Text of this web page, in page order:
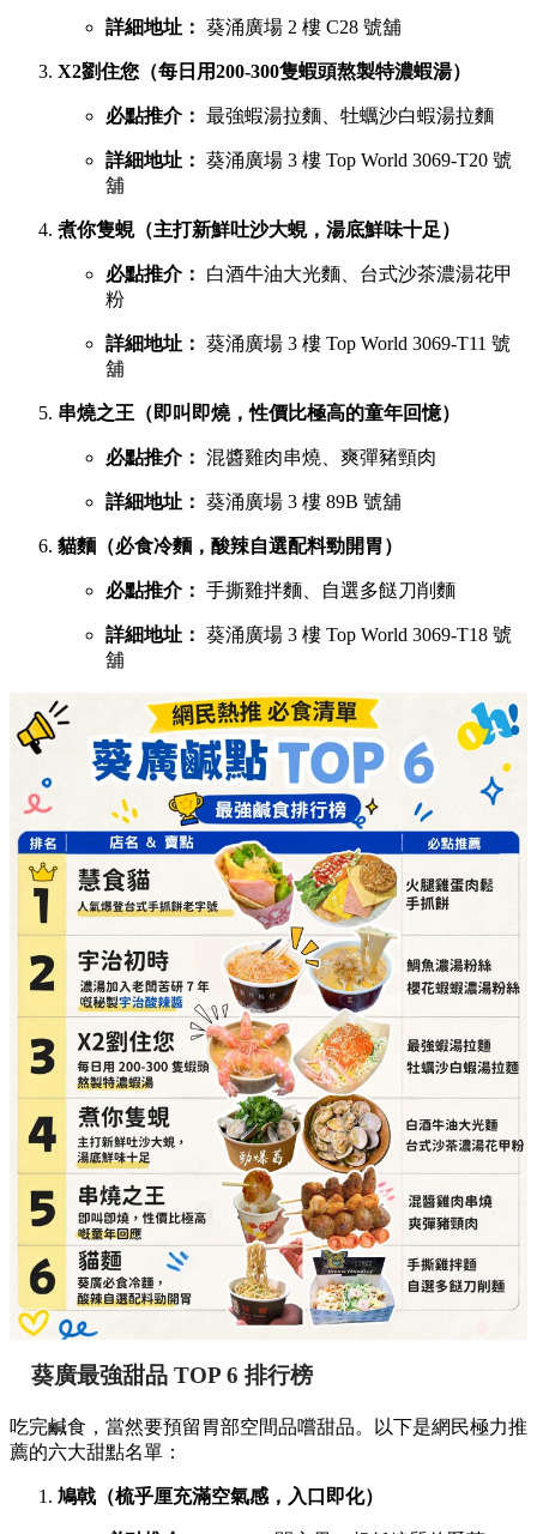
葵廣最強鹹點 TOP 6 排行榜
若你想品嚐濃郁惹味或飽肚的主食，以下六間鹹食店絕對不能
必點推介：
詳細地址：葵涌廣場 1 樓 B01C 號舖
宇治初時（老闆苦研7年秘製宇治酸辣醬）
必點推介： 鯛魚濃湯粉絲、櫻花蝦蝦濃湯粉絲
詳細地址：葵涌廣場 2 樓 C28 號舖
X2劉住您（每日用200-300隻蝦頭熬製特濃蝦湯）
必點推介： 最強蝦湯拉麵、牡蠣沙白蝦湯拉麵
煮你隻蜆（主打新鮮吐沙大蜆，湯底鮮味十足）
必點推介：白酒牛油大光麵、台式沙茶濃湯花甲
粉
詳細地址：
葵涌廣場 3 樓 Top World 3069-T11 號
舖
串燒之王（即叫即燒，性價比極高的童年回憶）
必點推介：混醬雞肉串燒、爽彈豬頸肉
詳細地址：葵涌廣場 3 樓 89B 號舖
貓麵（必食冷麵，酸辣自選配料勁開胃）
必點推介： 手撕雞拌麵、自選多餸刀削麵
詳細地址：
葵涌廣場 3 樓 Top World 3069-T18 號
舖